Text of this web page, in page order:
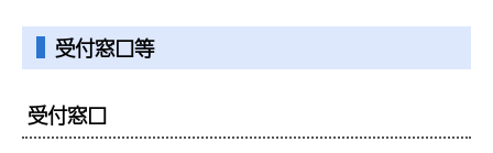
受付窓口等
受付窓口